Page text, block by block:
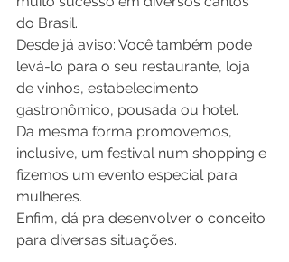
do Brasil.
Desde já aviso: Você também pode
levá-lo para o seu restaurante, loja
de vinhos, estabelecimento
gastronômico, pousada ou hotel.
Da mesma forma promovemos,
inclusive, um festival num shopping e
fizemos um evento especial para
mulheres.
Enfim, dá pra desenvolver o conceito
para diversas situações.